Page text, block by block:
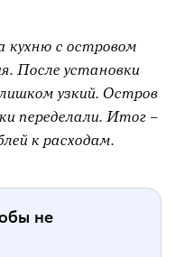
кухню с островом
После установки
узкий. Остров
переделали. Итог –
к расходам.
не